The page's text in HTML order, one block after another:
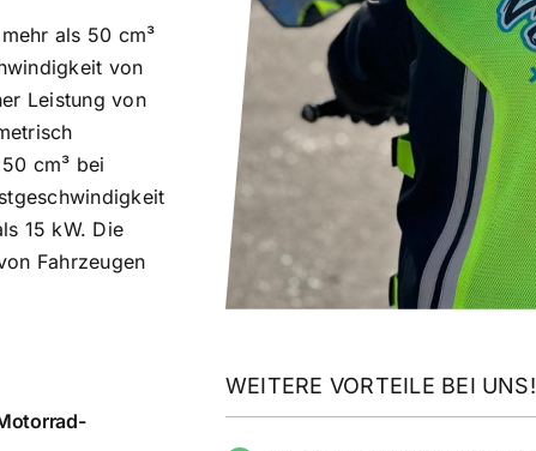
als 50 cm³
von
Leistung von
cm³ bei
15 kW. Die
Fahrzeugen
WEITERE VORTEILE BEI UNS!